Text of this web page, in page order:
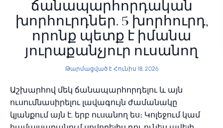
ճանապարհորդական
խորհուրդներ. 5 խորհուրդ,
որոնք պետք է իմանա
յուրաքանչյուր ուսանող
Թարմացված է Հունիս 18, 2026
Աշխարհով մեկ ճանապարհորդելու և այն
ուսումնասիրելու լավագույն ժամանակը
կյանքում այն է, երբ ուսանող ես։ Կոլեջում կամ